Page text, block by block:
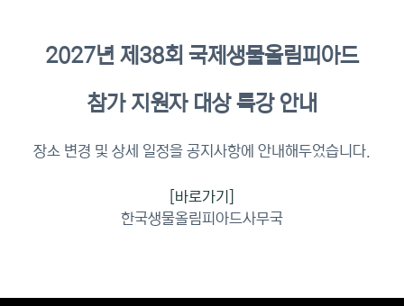
이수증명서 확인 바로가기
2027년 제38회 국제생물올림피아드
참가 지원자 대상 특강 안내
장소 변경 및 상세 일정을 공지사항에 안내해두었습니다.
[바로가기]
한국생물올림피아드사무국